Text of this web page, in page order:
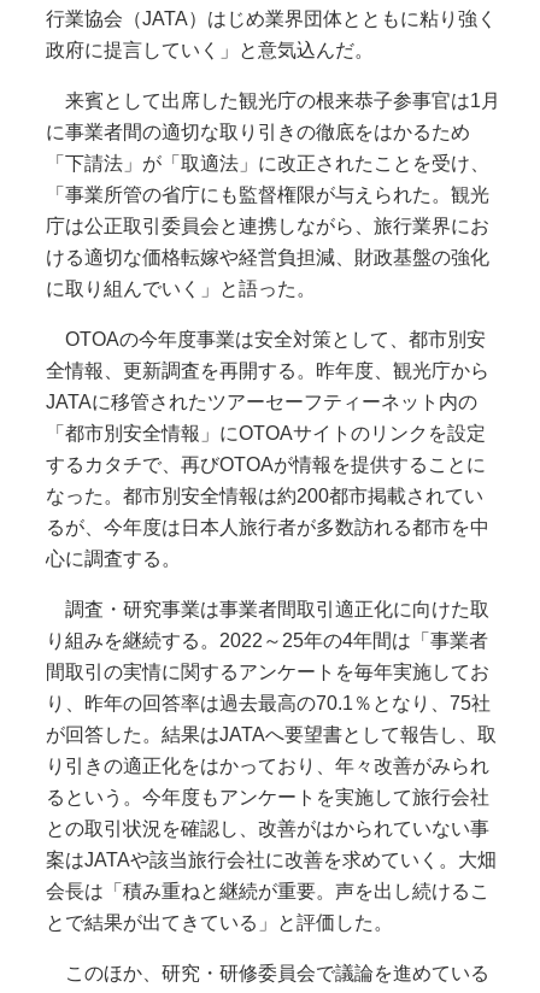
行業協会（JATA）はじめ業界団体とともに粘り強く
政府に提言していく」と意気込んだ。
来賓として出席した観光庁の根来恭子参事官は1月
に事業者間の適切な取り引きの徹底をはかるため
「下請法」が「取適法」に改正されたことを受け、
「事業所管の省庁にも監督権限が与えられた。観光
庁は公正取引委員会と連携しながら、旅行業界にお
ける適切な価格転嫁や経営負担減、財政基盤の強化
に取り組んでいく」と語った。
OTOAの今年度事業は安全対策として、都市別安
全情報、更新調査を再開する。昨年度、観光庁から
JATAに移管されたツアーセーフティーネット内の
「都市別安全情報」にOTOAサイトのリンクを設定
するカタチで、再びOTOAが情報を提供することに
なった。都市別安全情報は約200都市掲載されてい
るが、今年度は日本人旅行者が多数訪れる都市を中
心に調査する。
調査・研究事業は事業者間取引適正化に向けた取
り組みを継続する。2022～25年の4年間は「事業者
間取引の実情に関するアンケートを毎年実施してお
り、昨年の回答率は過去最高の70.1％となり、75社
が回答した。結果はJATAへ要望書として報告し、取
り引きの適正化をはかっており、年々改善がみられ
るという。今年度もアンケートを実施して旅行会社
との取引状況を確認し、改善がはかられていない事
案はJATAや該当旅行会社に改善を求めていく。大畑
会長は「積み重ねと継続が重要。声を出し続けるこ
とで結果が出てきている」と評価した。
このほか、研究・研修委員会で議論を進めている